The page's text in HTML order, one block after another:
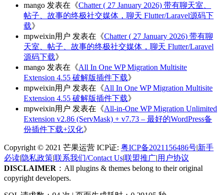
mango 发表在《Chatter ( 27 January 2026) 带有聊天室、
帖子、故事的终极社交媒体，聊天 Flutter/Laravel源码下
载》
mpweixin用户 发表在《Chatter ( 27 January 2026) 带有聊
天室、帖子、故事的终极社交媒体，聊天 Flutter/Laravel
源码下载》
mango 发表在《All In One WP Migration Multisite
Extension 4.55 破解版插件下载》
mpweixin用户 发表在《All In One WP Migration Multisite
Extension 4.55 破解版插件下载》
mpweixin用户 发表在《All-in-One WP Migration Unlimited
Extension v2.86 (ServMask) + v7.73 – 最好的WordPress备
份插件下载+汉化》
Copyright © 2021 芒果运营 ICP证: 粤ICP备2021156486号|新手
必读|隐私政策|联系我们/Contact Us|联盟推广|用户协议
DISCLAIMER ：All plugins & themes belong to their original
copyright developers.